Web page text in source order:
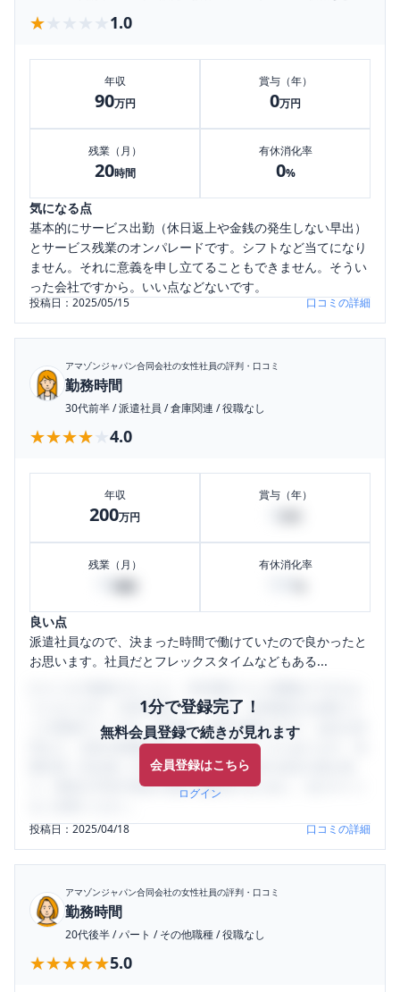
★★★★★
★★★★★ 1.0
年収
90万円
賞与（年）
0万円
残業（月）
20時間
有休消化率
0%
気になる点
基本的にサービス出勤（休日返上や金銭の発生しない早出）
とサービス残業のオンパレードです。シフトなど当てになり
ません。それに意義を申し立てることもできません。そうい
った会社ですから。いい点などないです。
投稿日：2025/05/15 口コミの詳細
アマゾンジャパン合同会社の女性社員の評判・口コミ
勤務時間
30代前半/派遣社員 /倉庫関連 /役職なし
★★★★★
★★★★★ 4.0
年収
200万円
賞与（年）
残業（月） 有休消化率
良い点
派遣社員なので、決まった時間で働けていたので良かったと
お思います。社員だとフレックスタイムなどもある...
1分で登録完了！
無料会員登録で続きが見れます
会員登録はこちら
ログイン
うになります。SHEHUB(シーハブ)は、女性限定の企業口コ
ミの投稿サイトです。給与面・女性の働きやすさ・会社の評
判など、女性の転職は気にすべき点がたくさんあります。先
輩社員（元社員）の口コミを通して、本当の会社の姿を知
り、将来の不安や現在の悩みを解消するために、ぜひサイト
投稿日：2025/04/18 口コミの詳細
アマゾンジャパン合同会社の女性社員の評判・口コミ
勤務時間
20代後半/パート /その他職種/役職なし
★★★★★
★★★★★5.0